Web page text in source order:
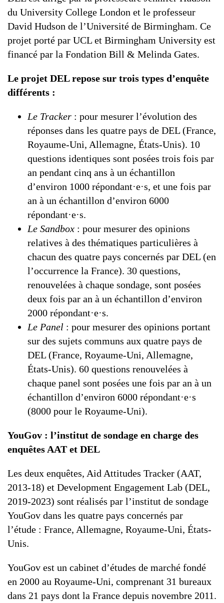
du University College London et le professeur
David Hudson de l’Université de Birmingham. Ce
projet porté par UCL et Birmingham University est
financé par la Fondation Bill & Melinda Gates.
Le projet DEL repose sur trois types d’enquête
différents :
Le Tracker : pour mesurer l’évolution des
réponses dans les quatre pays de DEL (France,
Royaume-Uni, Allemagne, États-Unis). 10
questions identiques sont posées trois fois par
an pendant cinq ans à un échantillon
d’environ 1000 répondant·e·s, et une fois par
an à un échantillon d’environ 6000
répondant·e·s.
Le Sandbox : pour mesurer des opinions
relatives à des thématiques particulières à
chacun des quatre pays concernés par DEL (en
l’occurrence la France). 30 questions,
renouvelées à chaque sondage, sont posées
deux fois par an à un échantillon d’environ
2000 répondant·e·s.
Le Panel : pour mesurer des opinions portant
sur des sujets communs aux quatre pays de
DEL (France, Royaume-Uni, Allemagne,
États-Unis). 60 questions renouvelées à
chaque panel sont posées une fois par an à un
échantillon d’environ 6000 répondant·e·s
(8000 pour le Royaume-Uni).
YouGov : l’institut de sondage en charge des
enquêtes AAT et DEL
Les deux enquêtes, Aid Attitudes Tracker (AAT,
2013-18) et Development Engagement Lab (DEL,
2019-2023) sont réalisés par l’institut de sondage
YouGov dans les quatre pays concernés par
l’étude : France, Allemagne, Royaume-Uni, États-
Unis.
YouGov est un cabinet d’études de marché fondé
en 2000 au Royaume-Uni, comprenant 31 bureaux
dans 21 pays dont la France depuis novembre 2011.